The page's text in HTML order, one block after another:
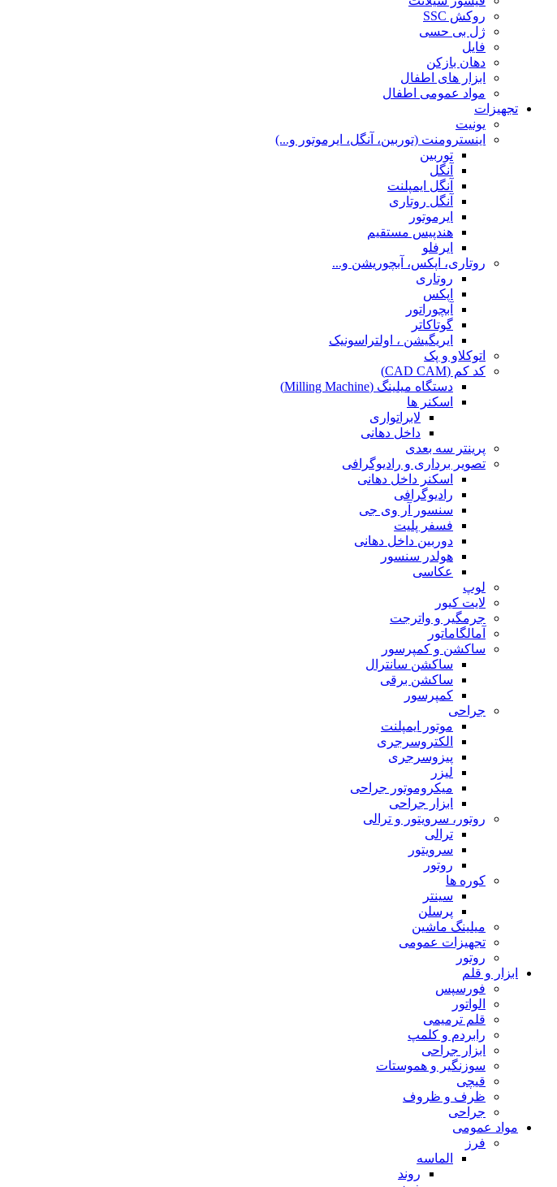
روکش SSC
ژل بی حسی
فایل
دهان بازکن
ابزار های اطفال
مواد عمومی اطفال
تجهیزات
یونیت
اینسترومنت (توربین، آنگل، ایرموتور و...)
توربین
آنگل
آنگل ایمپلنت
آنگل روتاری
ایرموتور
هندپیس مستقیم
ایرفلو
روتاری، اپکس، آبچوریشن و...
روتاری
اپکس
آبچوراتور
گوتاکاتر
ایریگیشن ، اولتراسونیک
اتوکلاو و پک
کد کم (CAD CAM)
دستگاه میلینگ (Milling Machine)
اسکنر ها
لابراتواری
داخل دهانی
پرینتر سه بعدی
تصویر برداری و رادیوگرافی
اسکنر داخل دهانی
رادیوگرافی
سنسور آر وی جی
فسفر پلیت
دوربین داخل دهانی
هولدر سنسور
عکاسی
لوپ
لایت کیور
جرمگیر و واترجت
آمالگاماتور
ساکشن و کمپرسور
ساکشن سانترال
ساکشن برقی
کمپرسور
جراحی
موتور ایمپلنت
الکتروسرجری
پیزوسرجری
لیزر
میکروموتور جراحی
ابزار جراحی
روتور، سرویتور و ترالی
ترالی
سرویتور
روتور
کوره ها
سینتر
پرسلن
میلینگ ماشین
تجهیزات عمومی
روتور
ابزار و قلم
فورسپس
الواتور
قلم ترمیمی
رابردم و کلمپ
ابزار جراحی
سوزنگیر و هموستات
قیچی
ظرف و ظروف
جراحی
مواد عمومی
فرز
الماسه
روند